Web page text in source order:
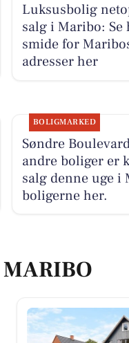
Luksusbolig
salg i Maribo: Se
smide for
adresser her
BOLIGMARKED
Søndre
andre boliger er
salg denne uge i
boligerne her.